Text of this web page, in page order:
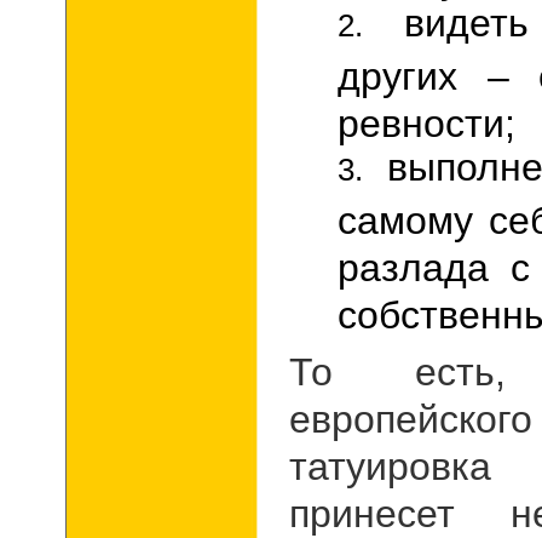
других –
ревности;
самому
разлада
То
принесет